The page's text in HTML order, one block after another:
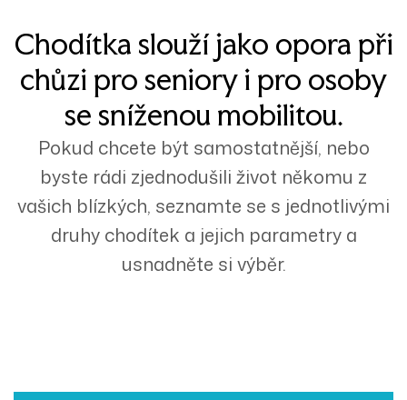
Chodítka slouží jako opora při
chůzi pro seniory i pro osoby
se sníženou mobilitou.
Pokud chcete být samostatnější, nebo
byste rádi zjednodušili život někomu z
vašich blízkých, seznamte se s jednotlivými
druhy chodítek a jejich parametry a
usnadněte si výběr.